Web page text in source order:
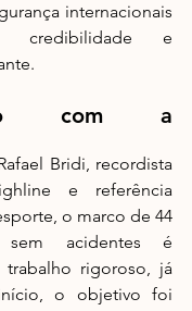
internacionais
credibilidade e
com a
Bridi, recordista
e referência
o marco de 44
sem acidentes é
rigoroso, já
o objetivo foi